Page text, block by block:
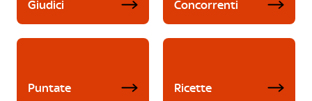
Giudici Concorrenti
Puntate Ricette